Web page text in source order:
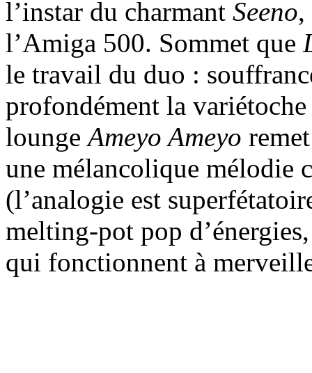
l’instar du charmant Seeno,
l’Amiga 500. Sommet que
le travail du duo :
profondément la
lounge Ameyo Ameyo
une mélancolique mélodie
(l’analogie est
melting-pot pop
qui fonctionnent à